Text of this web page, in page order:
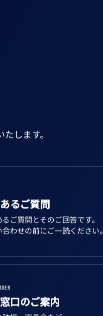
します。
るご質問
るご質問とそのご回答です。
合わせの前にご一読ください。
口のご案内